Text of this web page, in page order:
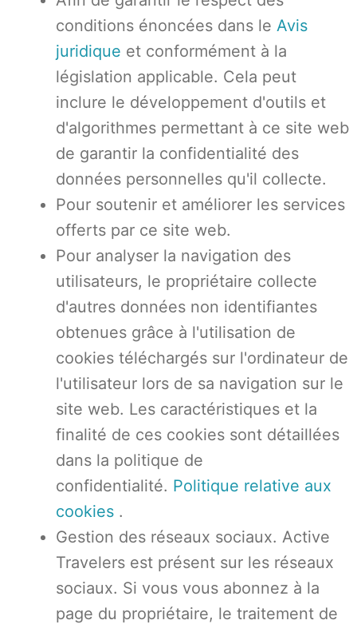
conditions énoncées dans le Avis
juridique et conformément à la
législation applicable. Cela peut
inclure le développement d'outils et
d'algorithmes permettant à ce site web
de garantir la confidentialité des
données personnelles qu'il collecte.
Pour soutenir et améliorer les services
offerts par ce site web.
Pour analyser la navigation des
utilisateurs, le propriétaire collecte
d'autres données non identifiantes
obtenues grâce à l'utilisation de
cookies téléchargés sur l'ordinateur de
l'utilisateur lors de sa navigation sur le
site web. Les caractéristiques et la
finalité de ces cookies sont détaillées
dans la politique de
confidentialité. Politique relative aux
cookies .
Gestion des réseaux sociaux. Active
Travelers est présent sur les réseaux
sociaux. Si vous vous abonnez à la
page du propriétaire, le traitement de